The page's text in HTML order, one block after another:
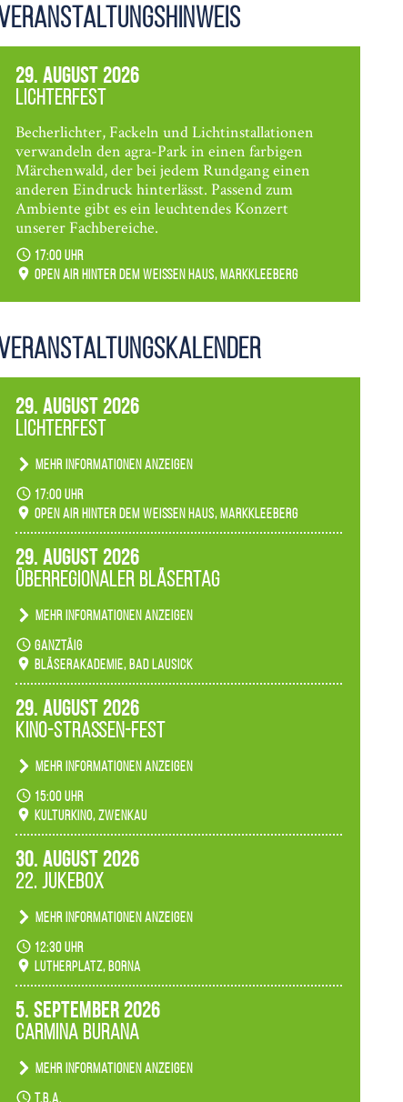
29. August 2026
Lichterfest
Becherlichter, Fackeln und Lichtinstallationen
verwandeln den agra-Park in einen farbigen
Märchenwald, der bei jedem Rundgang einen
anderen Eindruck hinterlässt. Passend zum
Ambiente gibt es ein leuchtendes Konzert
unserer Fachbereiche.
17:00 Uhr
Open Air hinter dem weißen Haus, Markkleeberg
29. August 2026
Lichterfest
Mehr Informationen anzeigen
Becherlichter, Fackeln und Lichtinstallationen
verwandeln den agra-Park in einen farbigen
Märchenwald, der bei jedem Rundgang einen
Ambiente gibt es ein leuchtendes Konzert
unserer Fachbereiche.
17:00 Uhr
Open Air hinter dem weißen Haus, Markkleeberg
29. August 2026
Überregionaler Bläsertag
Mehr Informationen anzeigen
Teilnahme der Bläserklassen.
ganztäig
Bläserakademie, Bad Lausick
29. August 2026
Kino-Straßen-Fest
Mehr Informationen anzeigen
Konzert unserer Zwenkauer Schüler und
Schülerinnen zum Fest des Kulturkinos.
15:00 Uhr
Kulturkino, Zwenkau
30. August 2026
22. Jukebox
Mehr Informationen anzeigen
Anlässlicher der 775-Jahrfeier der Stadt Borna
spielen wir noch einmal unser aktuelles
Jukeboxprogramm zum Stadtfest.
12:30 Uhr
Lutherplatz, Borna
5. September 2026
Carmina Burana
Mehr Informationen anzeigen
Tanztheater der Quertänzer Borna.
t.b.a.